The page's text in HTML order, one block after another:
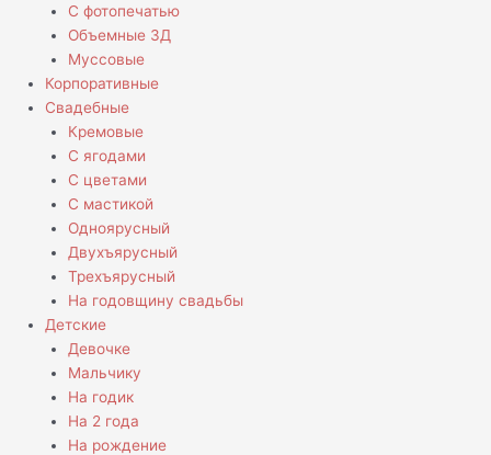
С фотопечатью
Объемные 3Д
Муссовые
Корпоративные
Свадебные
Кремовые
С ягодами
С цветами
С мастикой
Одноярусный
Двухъярусный
Трехъярусный
На годовщину свадьбы
Детские
Девочке
Мальчику
На годик
На 2 года
На рождение